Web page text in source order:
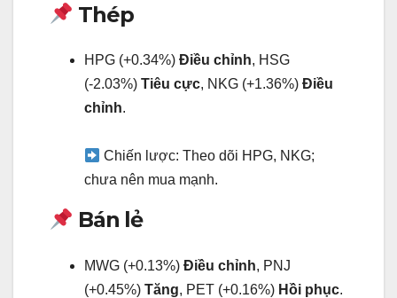
Thép
HPG (+0.34%) Điều chỉnh, HSG
(-2.03%) Tiêu cực, NKG (+1.36%) Điều
chỉnh.
Chiến lược: Theo dõi HPG, NKG;
chưa nên mua mạnh.
Bán lẻ
MWG (+0.13%) Điều chỉnh, PNJ
(+0.45%) Tăng, PET (+0.16%) Hồi phục.